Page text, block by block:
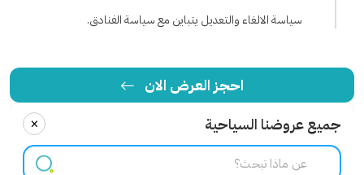
سياسة الالغاء والتعديل يتباين مع سياسة الفنادق.
احجز العرض الان
جميع عروضنا السياحية
×